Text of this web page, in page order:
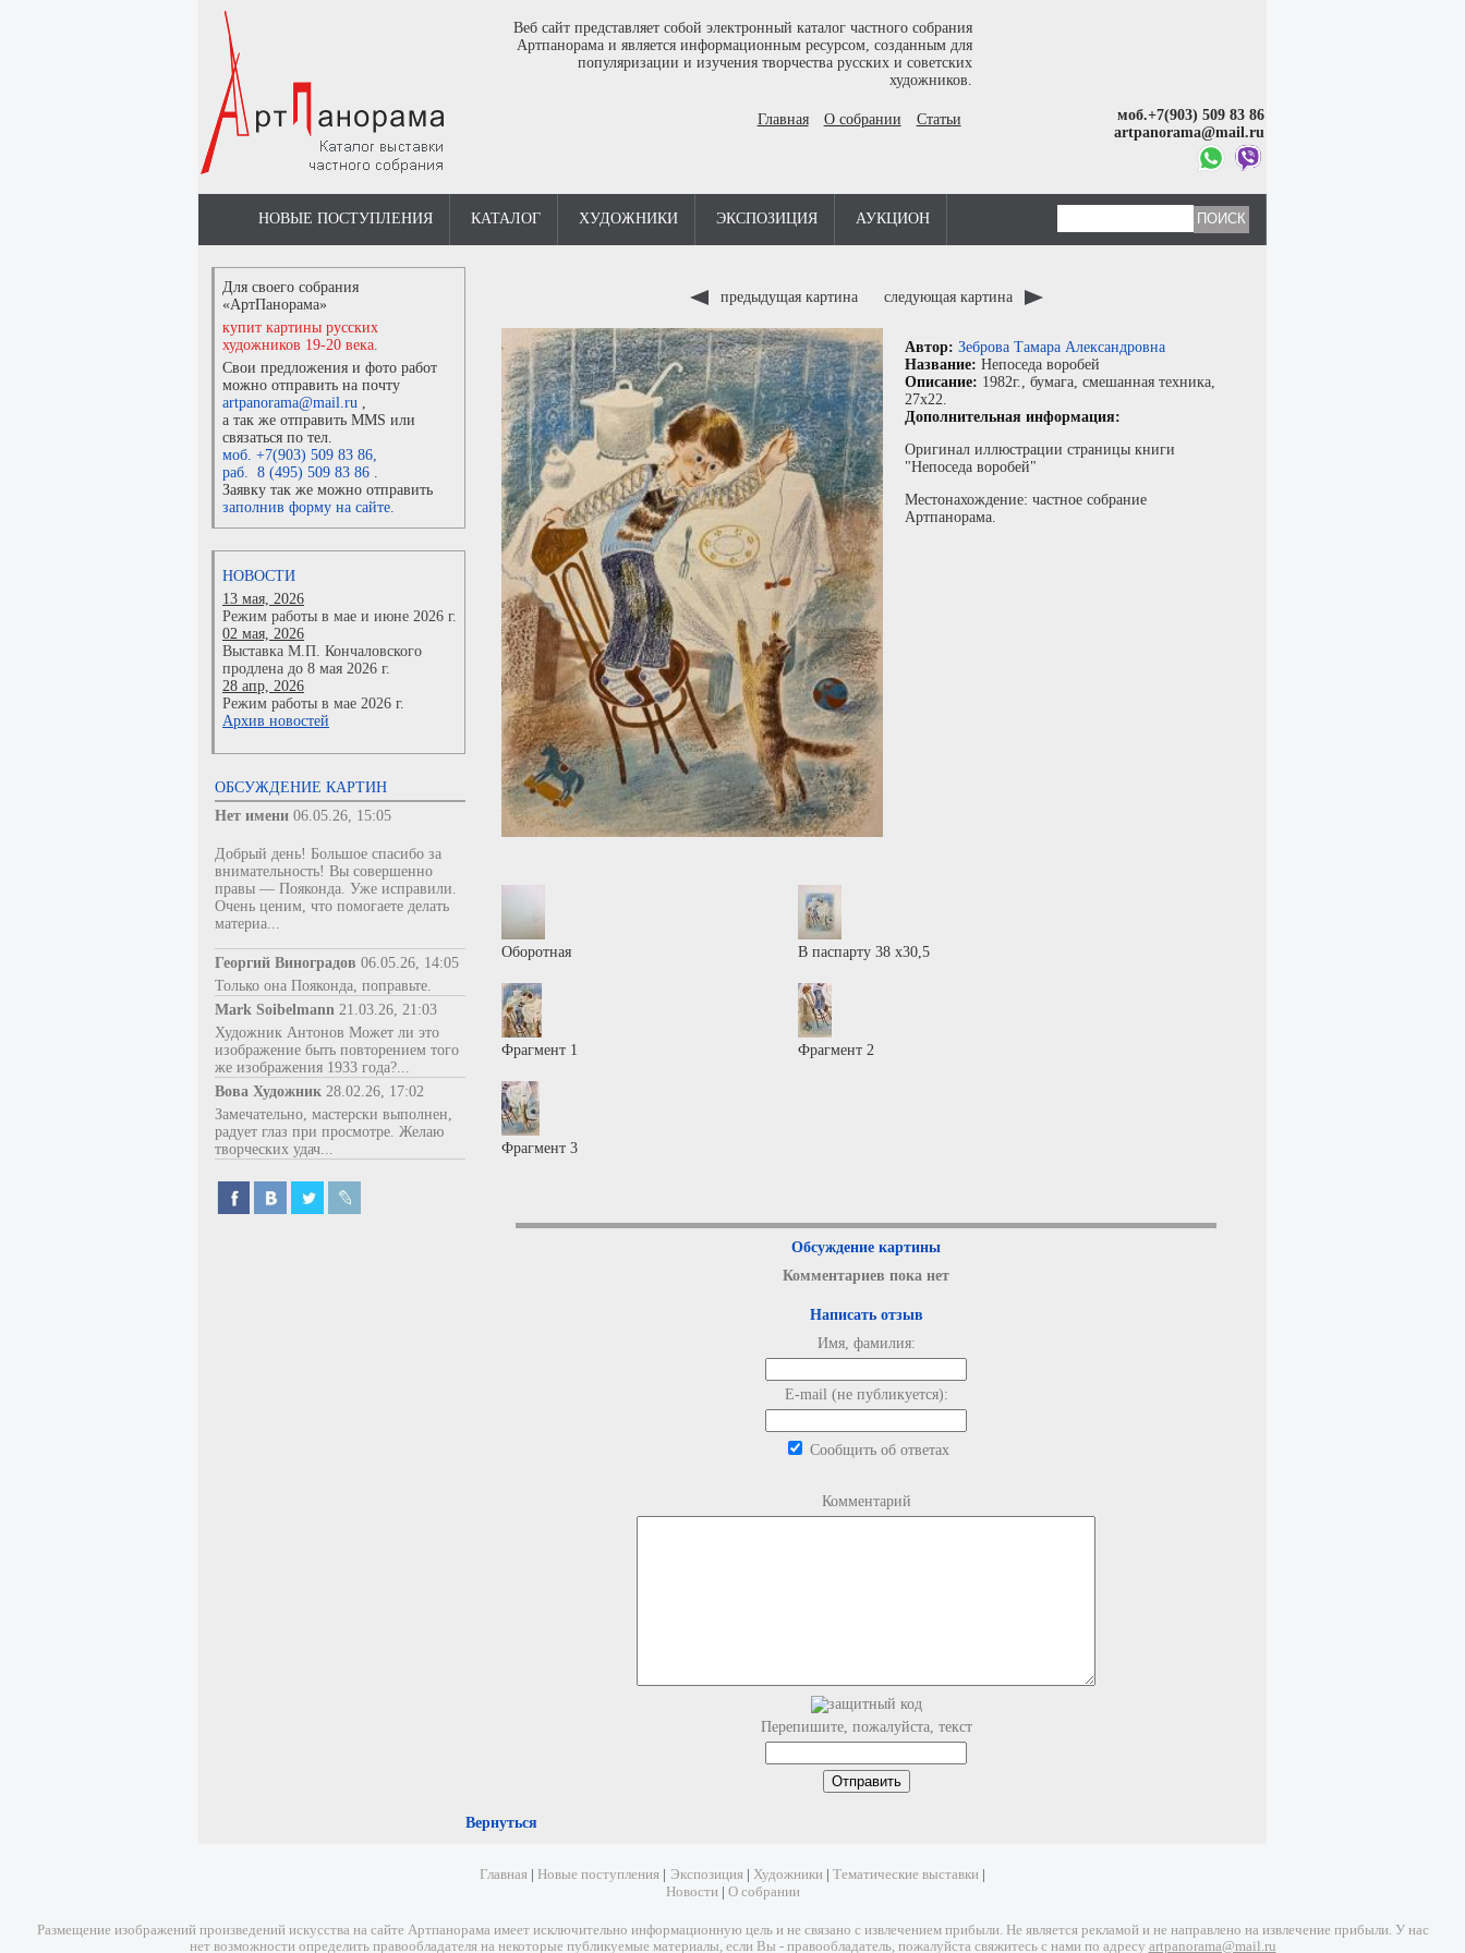
Веб сайт представляет собой электронный каталог частного собрания
Артпанорама и является информационным ресурсом, созданным для
популяризации и изучения творчества русских и советских
художников.
Главная О собрании Статьи
моб.+7(903) 509 83 86
artpanorama@mail.ru
НОВЫЕ ПОСТУПЛЕНИЯ КАТАЛОГ ХУДОЖНИКИ ЭКСПОЗИЦИЯ АУКЦИОН
Для своего собрания
«АртПанорама»
купит картины русских
художников 19-20 века.
Свои предложения и фото работ
можно отправить на почту
artpanorama@mail.ru ,
а так же отправить MMS или
связаться по тел.
моб. +7(903) 509 83 86,
раб. 8 (495) 509 83 86 .
Заявку так же можно отправить
заполнив форму на сайте.
НОВОСТИ
13 мая, 2026
Режим работы в мае и июне 2026 г.
02 мая, 2026
Выставка М.П. Кончаловского
продлена до 8 мая 2026 г.
28 апр, 2026
Режим работы в мае 2026 г.
Архив новостей
ОБСУЖДЕНИЕ КАРТИН
Нет имени 06.05.26, 15:05
Добрый день! Большое спасибо за
внимательность! Вы совершенно
правы — Пояконда. Уже исправили.
Очень ценим, что помогаете делать
материа...
Георгий Виноградов 06.05.26, 14:05
Только она Пояконда, поправьте.
Mark Soibelmann 21.03.26, 21:03
Художник Антонов Может ли это
изображение быть повторением того
же изображения 1933 года?...
Вова Художник 28.02.26, 17:02
Замечательно, мастерски выполнен,
радует глаз при просмотре. Желаю
творческих удач...
предыдущая картина следующая картина
Автор: Зеброва Тамара Александровна
Название: Непоседа воробей
Описание: 1982г., бумага, смешанная техника,
27x22.
Дополнительная информация:
Оригинал иллюстрации страницы книги
"Непоседа воробей"
Местонахождение: частное собрание
Артпанорама.
Оборотная В паспарту 38 х30,5
Фрагмент 1 Фрагмент 2
Фрагмент 3
Обсуждение картины
Комментариев пока нет
Написать отзыв
Имя, фамилия:
E-mail (не публикуется):
Сообщить об ответах
Комментарий
Перепишите, пожалуйста, текст
Вернуться
Главная Новые поступления Экспозиция Художники Тематические выставки
Новости| О собрании
Размещение изображений произведений искусства на сайте Артпанорама имеет исключительно информационную цель и не связано с извлечением прибыли. Не является рекламой и не направлено на извлечение прибыли. У нас
нет возможности определить правообладателя на некоторые публикуемые материалы, если Вы - правообладатель, пожалуйста свяжитесь с нами по адресу artpanorama@mail.ru